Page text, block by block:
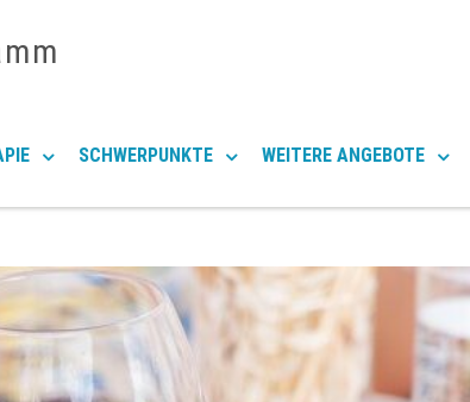
SCHWERPUNKTE WEITERE ANGEBOTE